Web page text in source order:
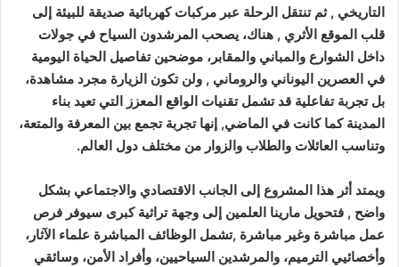
التاريخي , ثم تنتقل الرحلة عبر مركبات كهربائية صديقة للبيئة إلى
قلب الموقع الأثري , هناك، يصحب المرشدون السياح في جولات
داخل الشوارع والمباني والمقابر، موضحين تفاصيل الحياة اليومية
في العصرين اليوناني والروماني , ولن تكون الزيارة مجرد مشاهدة،
بل تجربة تفاعلية قد تشمل تقنيات الواقع المعزز التي تعيد بناء
المدينة كما كانت في الماضي, إنها تجربة تجمع بين المعرفة والمتعة،
وتناسب العائلات والطلاب والزوار من مختلف دول العالم.
ويمتد أثر هذا المشروع إلى الجانب الاقتصادي والاجتماعي بشكل
واضح , فتحويل مارينا العلمين إلى وجهة تراثية كبرى سيوفر فرص
عمل مباشرة وغير مباشرة ,تشمل الوظائف المباشرة علماء الآثار،
وأخصائيي الترميم، والمرشدين السياحيين، وأفراد الأمن، وسائقي